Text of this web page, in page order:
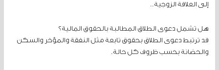
إلى العلاقة الزوجية..
هل تشمل دعوى الطلاق المطالبة بالحقوق المالية؟
قد ترتبط دعوى الطلاق بحقوق تابعة مثل النفقة والمؤخر والسكن
والحضانة بحسب ظروف كل حالة.